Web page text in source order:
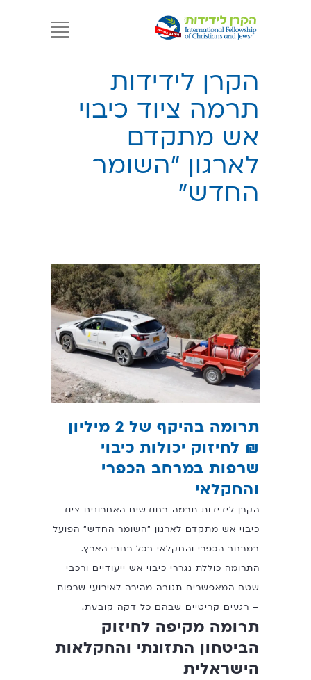
הקרן לידידות
תרמה ציוד כיבוי
אש מתקדם
לארגון "השומר
החדש"
תרומה בהיקף של 2 מיליון
₪ לחיזוק יכולות כיבוי
שרפות במרחב הכפרי
והחקלאי
הקרן לידידות תרמה בחודשים האחרונים ציוד
כיבוי אש מתקדם לארגון "השומר החדש" הפועל
במרחב הכפרי והחקלאי בכל רחבי הארץ.
התרומה כוללת נגררי כיבוי אש ייעודיים ורכבי
שטח המאפשרים תגובה מהירה לאירועי שרפות
– רגעים קריטיים שבהם כל דקה קובעת.
תרומה מקיפה לחיזוק
הביטחון התזונתי והחקלאות
הישראלית